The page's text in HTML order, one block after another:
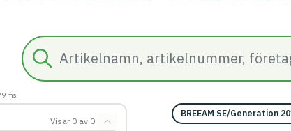
Sök
ms.
Visar 0 av 0
BREEAM SE/Generation